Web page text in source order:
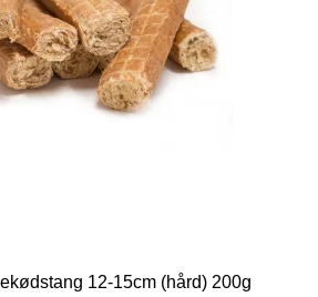
12-15cm (hård) 200g